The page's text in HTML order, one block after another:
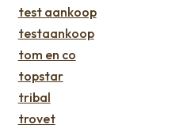
test aankoop
testaankoop
tom en co
topstar
tribal
trovet